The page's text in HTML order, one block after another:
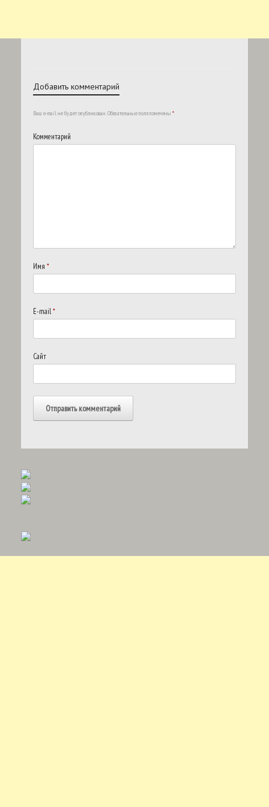
Добавить комментарий
Ваш e-mail не будет опубликован. Обязательные поля помечены *
Комментарий
Имя *
E-mail*
Сайт